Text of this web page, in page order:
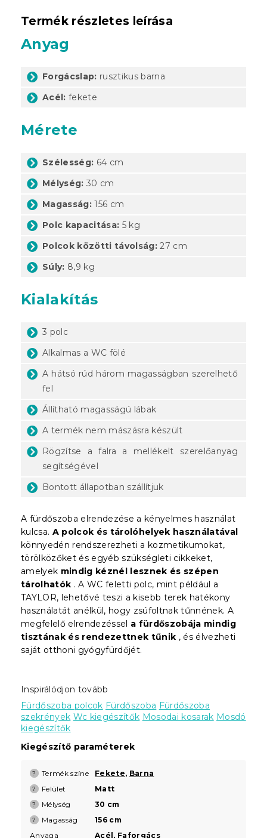
Termék részletes leírása
Anyag
Forgácslap: rusztikus barna
Acél: fekete
Mérete
Szélesség: 64 cm
Mélység: 30 cm
Magasság: 156 cm
Polc kapacitása: 5 kg
Polcok közötti távolság: 27 cm
Súly: 8,9 kg
Kialakítás
3 polc
Alkalmas a WC fölé
A hátsó rúd három magasságban szerelhető
fel
Állítható magasságú lábak
A termék nem mászásra készült
Rögzítse a falra a mellékelt szerelőanyag
segítségével
Bontott állapotban szállítjuk
A fürdőszoba elrendezése a kényelmes használat
kulcsa. A polcok és tárolóhelyek használatával
könnyedén rendszerezheti a kozmetikumokat,
törölközőket és egyéb szükségleti cikkeket,
amelyek mindig kéznél lesznek és szépen
tárolhatók . A WC feletti polc, mint például a
TAYLOR, lehetővé teszi a kisebb terek hatékony
használatát anélkül, hogy zsúfoltnak tűnnének. A
megfelelő elrendezéssel a fürdőszobája mindig
tisztának és rendezettnek tűnik , és élvezheti
saját otthoni gyógyfürdőjét.
Inspirálódjon tovább
Fürdőszoba polcok Fürdőszoba Fürdőszoba
szekrények Wc kiegészítők Mosodai kosarak Mosdó
kiegészítők
Kiegészítő paraméterek
? Termék színe Fekete, Barna
? Felület Matt
? Mélység 30 cm
? Magasság
156 cm
Anyaga
Acél, Faforgács